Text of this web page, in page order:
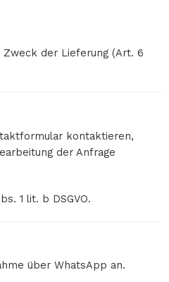
der Lieferung (Art. 6
kontaktieren,
der Anfrage
1 lit. b DSGVO.
über WhatsApp an.